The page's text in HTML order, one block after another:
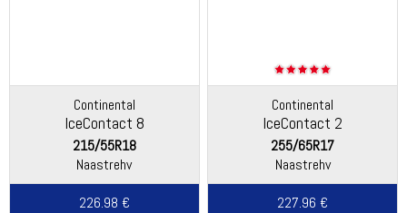
Continental
IceContact 8
215/55R18
Naastrehv
226.98 €
Continental
IceContact 2
255/65R17
Naastrehv
227.96 €